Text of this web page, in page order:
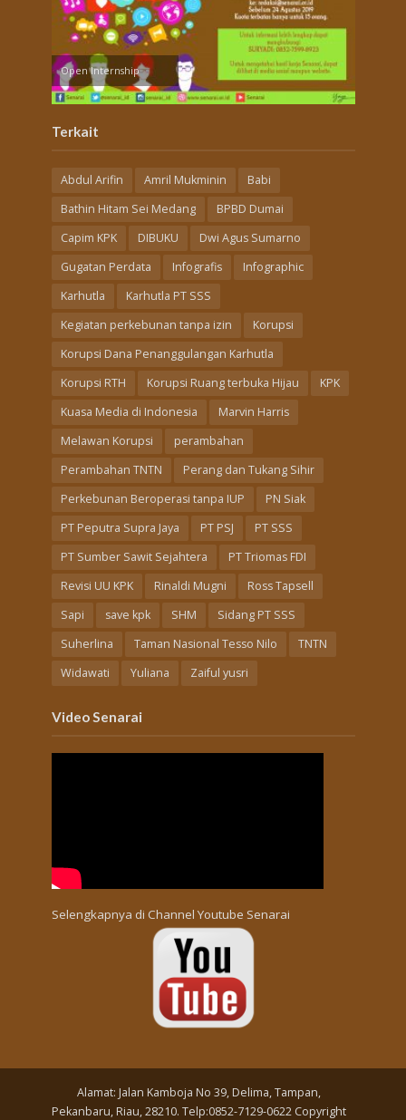
Open Internship
Terkait
Abdul Arifin Amril Mukminin
Babi
Bathin Hitam Sei Medang
BPBD Dumai
Capim KPK
DIBUKU
Dwi Agus Sumarno
Gugatan Perdata
Infografis
Infographic
Karhutla
Karhutla PT SSS
Kegiatan perkebunan tanpa izin
Korupsi
Korupsi Dana Penanggulangan Karhutla
Korupsi RTH
Korupsi Ruang terbuka Hijau
KPK
Kuasa Media di Indonesia
Marvin Harris
Melawan Korupsi
perambahan
Perambahan TNTN
Perang dan Tukang Sihir
Perkebunan Beroperasi tanpa IUP
PN Siak
PT Peputra Supra Jaya
PT PSJ
PT SSS
PT Sumber Sawit Sejahtera
PT Triomas FDI
Revisi UU KPK
Rinaldi Mugni
Ross Tapsell
Sapi
save kpk SHM
Sidang PT SSS
Suherlina
Taman Nasional Tesso Nilo
TNTN
Widawati
Yuliana Zaiful yusri
Video Senarai
Selengkapnya di Channel Youtube Senarai
Alamat: Jalan Kamboja No 39, Delima, Tampan,
Pekanbaru, Riau, 28210. Telp:0852-7129-0622 Copyright